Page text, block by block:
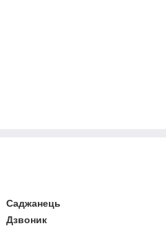
Саджанець
Дзвоник